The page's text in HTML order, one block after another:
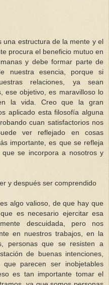
una estructura de la mente y el
procura el beneficio mutuo en
y debe formar parte de
nuestra esencia, porque si
relaciones, ya sean
ese objetivo, es maravilloso lo
la vida. Creo que la gran
aplicado esta filosofía alguna
cuan satisfactorios nos
ver reflejado en cosas
importante, es que se refleja
que se incorpora a nosotros y
y después ser comprendido
algo valioso, de que hay que
es necesario ejercitar esa
descuidada, pero nos
en nuestros trabajos, en la
personas que se resisten a
de buenas intenciones,
que parecen ser inobjetables
es tan importante tomar el